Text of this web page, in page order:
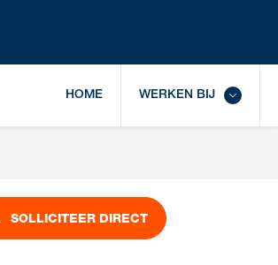
HOME WERKEN BIJ
SOLLICITEER DIRECT